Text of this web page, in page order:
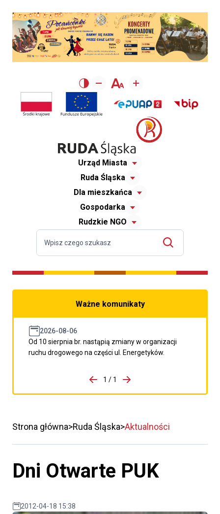
Urząd Miasta
Ruda Śląska
Dla mieszkańca
Gospodarka
Rudzkie NGO
Ważne komunikaty
2026-08-06
Od 10 sierpnia br. nastąpią zmiany w organizacji
ruchu drogowego na części ul. Energetyków.
porzpedniego komunikatu
1 / 1
Przejdź do następnego
Strona główna Ruda Śląska Aktualności
Dni Otwarte PUK
2012-04-18 15:38